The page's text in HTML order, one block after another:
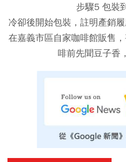
步驟5 包裝
冷卻後開始包裝，註明產銷
在嘉義市區自家咖啡館販售
啡前先聞豆子香